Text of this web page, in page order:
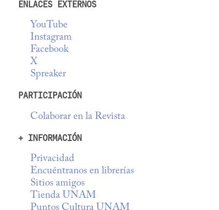
ENLACES EXTERNOS
YouTube
Instagram
Facebook
X
Spreaker
PARTICIPACIÓN
Colaborar en la Revista
+ INFORMACIÓN
Privacidad
Encuéntranos en librerías
Sitios amigos
Tienda UNAM
Puntos Cultura UNAM